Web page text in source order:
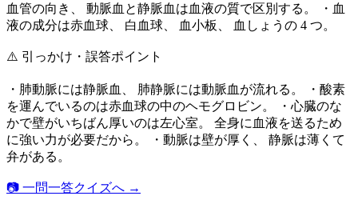
血管の向き、 動脈血と静脈血は血液の質で区別する。 ・血
液の成分は赤血球、 白血球、 血小板、 血しょうの 4 つ。
⚠️ 引っかけ・誤答ポイント
・肺動脈には静脈血、 肺静脈には動脈血が流れる。 ・酸素
を運んでいるのは赤血球の中のヘモグロビン。 ・心臓のな
かで壁がいちばん厚いのは左心室。 全身に血液を送るため
に強い力が必要だから。 ・動脈は壁が厚く、 静脈は薄くて
弁がある。
📷 一問一答クイズへ →